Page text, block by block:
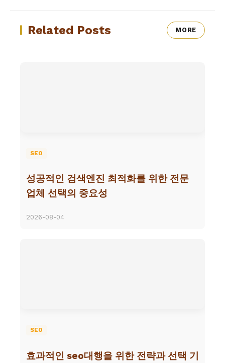
Related Posts MORE
SEO
성공적인 검색엔진 최적화를 위한 전문
업체 선택의 중요성
2026-08-04
SEO
효과적인 seo대행을 위한 전략과 선택 기